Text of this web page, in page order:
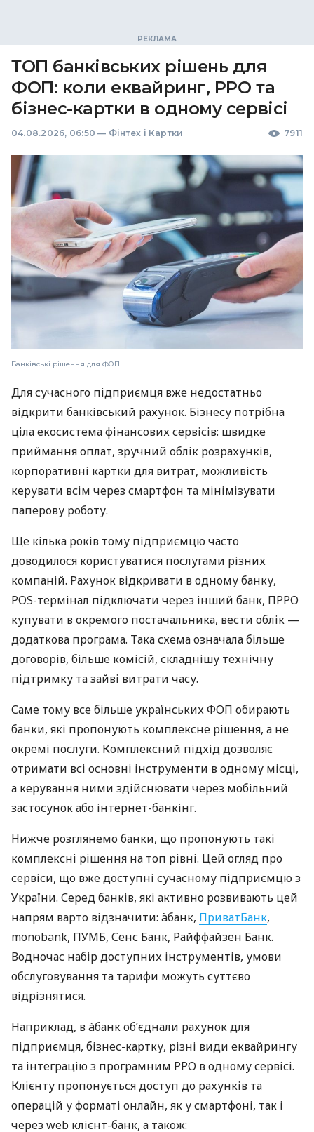
ТОП банківських рішень для
ФОП: коли еквайринг, РРО та
бізнес-картки в одному сервісі
04.08.2026, 06:50 — Фінтех і Картки 7911
Банківські рішення для ФОП
Для сучасного підприємця вже недостатньо
відкрити банківський рахунок. Бізнесу потрібна
ціла екосистема фінансових сервісів: швидке
приймання оплат, зручний облік розрахунків,
корпоративні картки для витрат, можливість
керувати всім через смартфон та мінімізувати
паперову роботу.
Ще кілька років тому підприємцю часто
доводилося користуватися послугами різних
компаній. Рахунок відкривати в одному банку,
POS-термінал підключати через інший банк, ПРРО
купувати в окремого постачальника, вести облік —
додаткова програма. Така схема означала більше
договорів, більше комісій, складнішу технічну
підтримку та зайві витрати часу.
Саме тому все більше українських ФОП обирають
банки, які пропонують комплексне рішення, а не
окремі послуги. Комплексний підхід дозволяє
отримати всі основні інструменти в одному місці,
а керування ними здійснювати через мобільний
застосунок або інтернет-банкінг.
Нижче розглянемо банки, що пропонують такі
комплексні рішення на топ рівні. Цей огляд про
сервіси, що вже доступні сучасному підприємцю з
України. Серед банків, які активно розвивають цей
напрям варто відзначити: àбанк, ПриватБанк,
monobank, ПУМБ, Сенс Банк, Райффайзен Банк.
Водночас набір доступних інструментів, умови
обслуговування та тарифи можуть суттєво
відрізнятися.
Наприклад, в àбанк об’єднали рахунок для
підприємця, бізнес-картку, різні види еквайрингу
та інтеграцію з програмним РРО в одному сервісі.
Клієнту пропонується доступ до рахунків та
операцій у форматі онлайн, як у смартфоні, так і
через web клієнт-банк, а також: